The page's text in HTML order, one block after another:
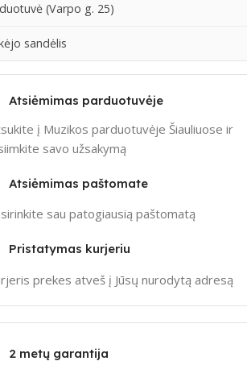
(Varpo g. 25)
sandėlis
Atsiėmimas parduotuvėje
į Muzikos parduotuvėje Šiauliuose ir
savo užsakymą
Atsiėmimas paštomate
sau patogiausią paštomatą
Pristatymas kurjeriu
prekes atveš į Jūsų nurodytą adresą
2 metų garantija